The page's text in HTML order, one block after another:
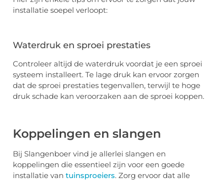
installatie soepel verloopt:
Waterdruk en sproei prestaties
Controleer altijd de waterdruk voordat je een sproei
systeem installeert. Te lage druk kan ervoor zorgen
dat de sproei prestaties tegenvallen, terwijl te hoge
druk schade kan veroorzaken aan de sproei koppen.
Koppelingen en slangen
Bij Slangenboer vind je allerlei slangen en
koppelingen die essentieel zijn voor een goede
installatie van tuinsproeiers. Zorg ervoor dat alle